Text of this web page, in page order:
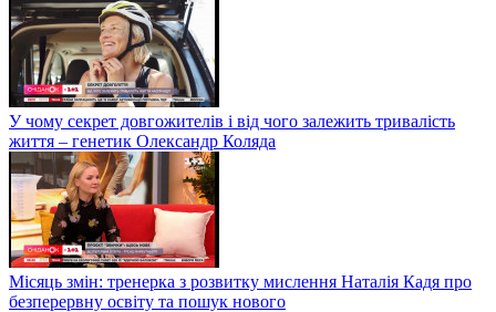
У чому секрет довгожителів і від чого залежить тривалість
життя – генетик Олександр Коляда
Місяць змін: тренерка з розвитку мислення Наталія Кадя про
безперервну освіту та пошук нового